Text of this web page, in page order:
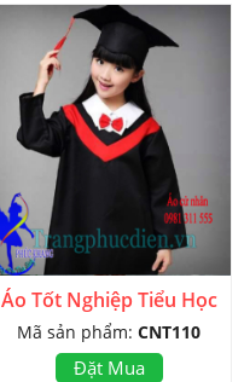
Áo Tốt Nghiệp Tiểu Học
Mã sản phẩm: CNT110
Đặt Mua